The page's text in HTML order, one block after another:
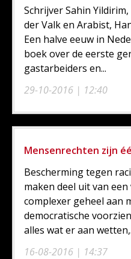
29-10-2016 | 12:40
Schrijver Sahin
der Valk en Arabist,
Een halve eeuw in
boek over de eerste
gastarbeiders en...
Mensenrechten zijn
16-08-2016 | 14:37
Bescherming tegen
maken deel uit van
complexer geheel aan
democratische
alles wat er aan